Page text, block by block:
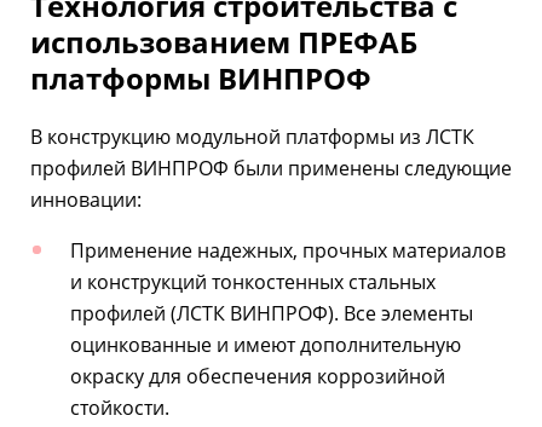
использованием ПРЕФАБ
платформы ВИНПРОФ
В конструкцию модульной платформы из ЛСТК
профилей ВИНПРОФ были применены следующие
инновации:
Применение надежных, прочных материалов
и конструкций тонкостенных стальных
профилей (ЛСТК ВИНПРОФ). Все элементы
оцинкованные и имеют дополнительную
окраску для обеспечения коррозийной
стойкости.